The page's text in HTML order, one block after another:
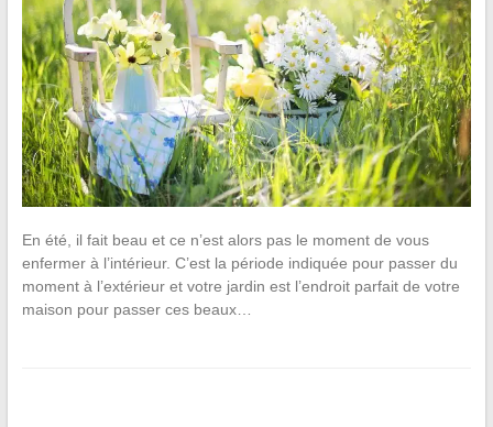
En été, il fait beau et ce n’est alors pas le moment de vous
enfermer à l’intérieur. C’est la période indiquée pour passer du
moment à l’extérieur et votre jardin est l’endroit parfait de votre
maison pour passer ces beaux…